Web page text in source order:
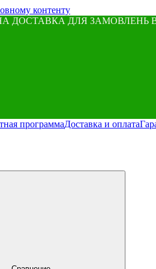
контенту
ДОСТАВКА ДЛЯ ЗАМОВЛЕНЬ
программаДоставка и оплата